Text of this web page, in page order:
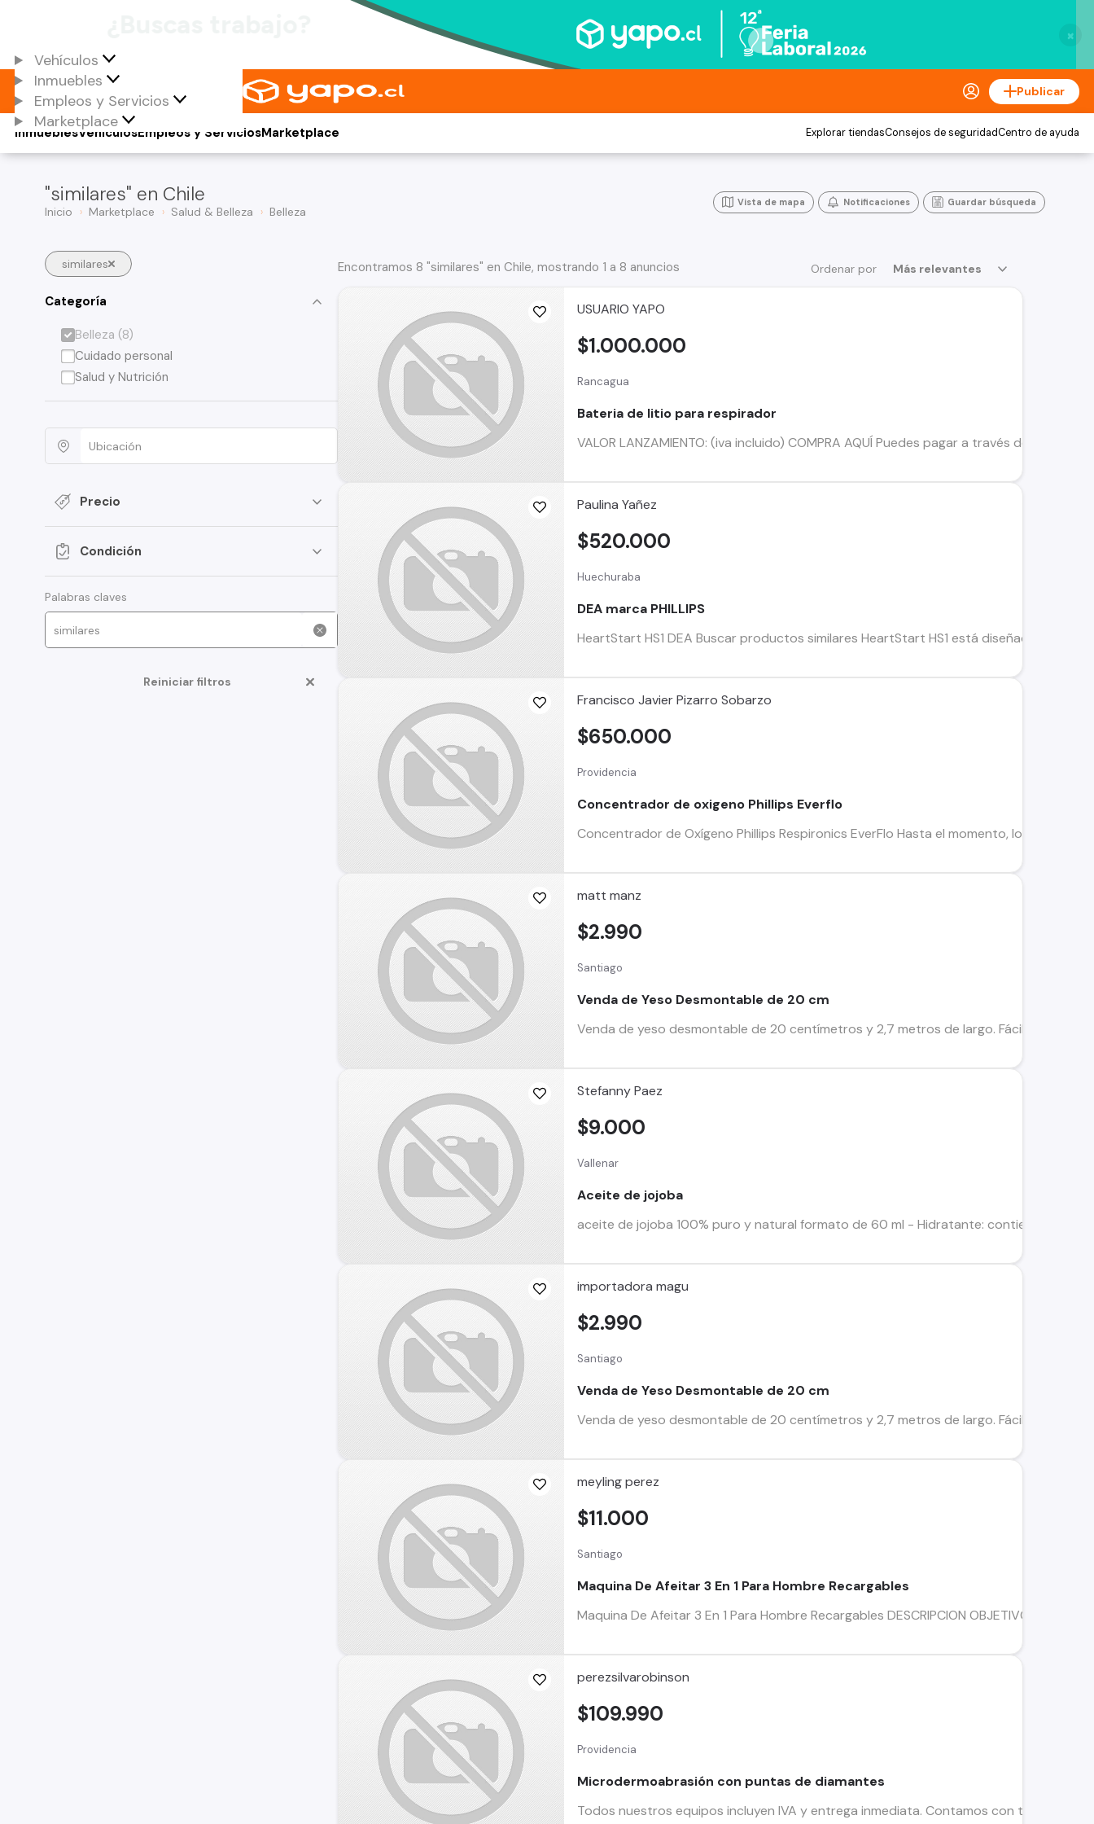
×
Vehículos
Inmuebles
Empleos y Servicios
Marketplace
Publicar
Vehículos
Inmuebles Empleos y ServiciosMarketplace Explorar tiendasConsejos de seguridadCentro de ayuda
"similares" en Chile
Inicio Marketplace Salud & Belleza Belleza
Vista de mapa Notificaciones Guardar búsqueda
similares
Categoría
Belleza (8)
Cuidado personal
Salud y Nutrición
Precio
Condición
Palabras claves
Reiniciar filtros
Ordenar por Más relevantes
Encontramos 8 "similares" en Chile, mostrando 1 a 8 anuncios
USUARIO YAPO
Rancagua
Bateria de litio para respirador
VALOR LANZAMIENTO: (iva incluido) COMPRA AQUÍ Puedes pagar a través de flow:
$1.000.000
Paulina Yañez
Huechuraba
DEA marca PHILLIPS
HeartStart HS1 DEA Buscar productos similares HeartStart HS1 está diseñado para
$520.000
Francisco Javier Pizarro Sobarzo
Providencia
Concentrador de oxigeno Phillips Everflo
Concentrador de Oxígeno Phillips Respironics EverFlo Hasta el momento, los
$650.000
matt manz
Santiago
Venda de Yeso Desmontable de 20 cm
Venda de yeso desmontable de 20 centímetros y 2,7 metros de largo. Fácil de usar,
$2.990
Stefanny Paez
Vallenar
Aceite de jojoba
aceite de jojoba 100% puro y natural formato de 60 ml - Hidratante: contiene ácidos
$9.000
importadora magu
Santiago
Venda de Yeso Desmontable de 20 cm
Venda de yeso desmontable de 20 centímetros y 2,7 metros de largo. Fácil de usar,
$2.990
meyling perez
Santiago
Maquina De Afeitar 3 En 1 Para Hombre Recargables
Maquina De Afeitar 3 En 1 Para Hombre Recargables DESCRIPCION OBJETIVO
$11.000
perezsilvarobinson
Providencia
Microdermoabrasión con puntas de diamantes
Todos nuestros equipos incluyen IVA y entrega inmediata. Contamos con todo
$109.990